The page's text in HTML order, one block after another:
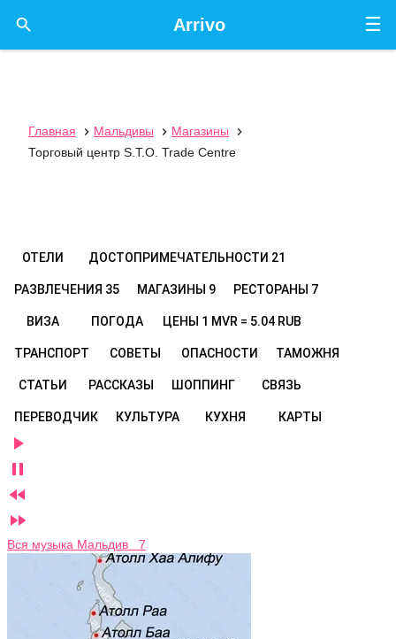
☰
Arrivo

Главная  Мальдивы  Магазины

Торговый центр S.T.O. Trade Centre
ОТЕЛИ ДОСТОПРИМЕЧАТЕЛЬНОСТИ 21
РАЗВЛЕЧЕНИЯ 35 МАГАЗИНЫ 9 РЕСТОРАНЫ 7
ВИЗА ПОГОДА ЦЕНЫ 1 MVR = 5.04 RUB
ТРАНСПОРТ СОВЕТЫ ОПАСНОСТИ ТАМОЖНЯ
СТАТЬИ РАССКАЗЫ ШОППИНГ СВЯЗЬ
ПЕРЕВОДЧИК КУЛЬТУРА КУХНЯ КАРТЫ




Вся музыка Мальдив 7